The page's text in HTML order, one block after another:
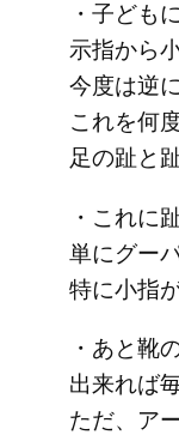
・子ども
示指から
今度は逆
これを何
足の趾と
・これに
単にグー
特に小指
・あと靴
出来れば
ただ、ア